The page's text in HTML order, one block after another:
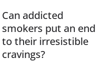
Can addicted
smokers put an end
to their irresistible
cravings?